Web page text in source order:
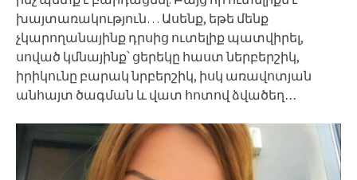
խայտառակություն… Ասենք, եթե մենք
չկարողանայինք դրսից ուտելիք պատվիրել,
սոված կմնայինք՝ ցերեկը հաստ ներբերշիկ,
իրիկունը բարակ նրբերշիկ, իսկ առավոտյան
անհայտ ծագման և վատ հոտով ձվածեղ․․․